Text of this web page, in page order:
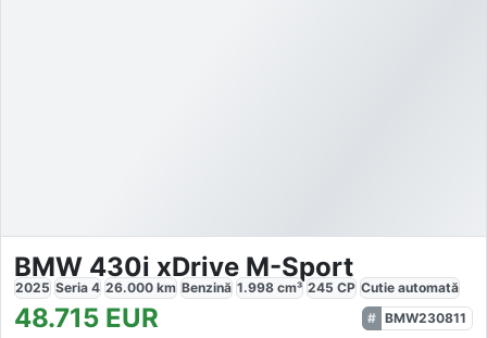
BMW 430i xDrive M-Sport
2025 Seria 4 26.000 km Benzină 1.998 cm³ 245 CP Cutie automată
48.715 EUR
BMW230811